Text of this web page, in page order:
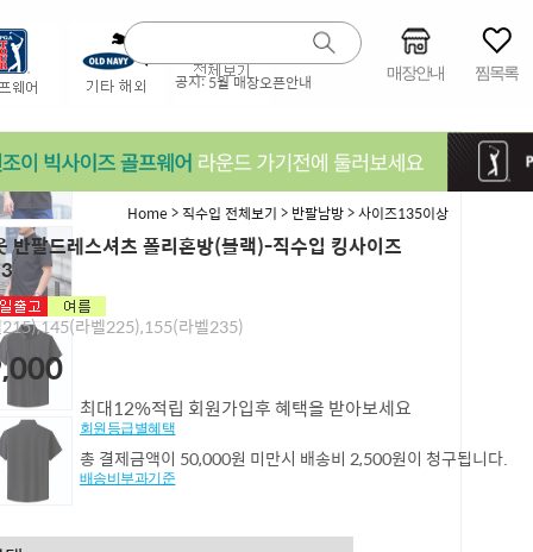
공지:5월 매장오픈안내 매장안내 찜목록
Home> 직수입 전체보기 > 반팔남방>사이즈135이상
반팔드레스셔츠 폴리혼방(블랙)-직수입 킹사이즈
라벨225),155(라벨235)
최대12%적립 회원가입후 혜택을 받아보세요
회원등급별혜택
총 결제금액이 50,000원 미만시 배송비 2,500원이 청구됩니다.
배송비부과기준